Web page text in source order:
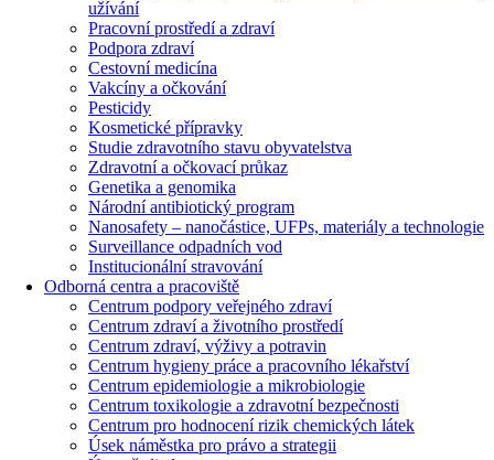
užívání
Pracovní prostředí a zdraví
Podpora zdraví
Cestovní medicína
Vakcíny a očkování
Pesticidy
Kosmetické přípravky
Studie zdravotního stavu obyvatelstva
Zdravotní a očkovací průkaz
Genetika a genomika
Národní antibiotický program
Nanosafety – nanočástice, UFPs, materiály a technologie
Surveillance odpadních vod
Institucionální stravování
Odborná centra a pracoviště
Centrum podpory veřejného zdraví
Centrum zdraví a životního prostředí
Centrum zdraví, výživy a potravin
Centrum hygieny práce a pracovního lékařství
Centrum epidemiologie a mikrobiologie
Centrum toxikologie a zdravotní bezpečnosti
Centrum pro hodnocení rizik chemických látek
Úsek náměstka pro právo a strategii